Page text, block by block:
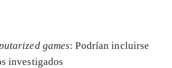
games: Podrían incluirse
investigados